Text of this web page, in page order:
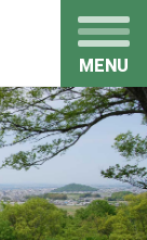
MENU